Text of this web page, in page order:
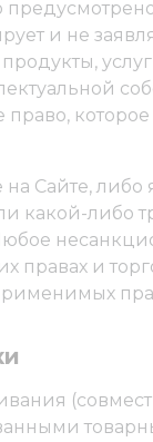
и не
либо
какой-либо
правах и